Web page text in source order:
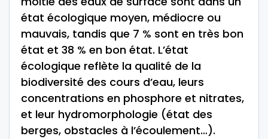
état écologique moyen, médiocre ou
mauvais, tandis que 7 % sont en très bon
état et 38 % en bon état. L’état
écologique reflète la qualité de la
biodiversité des cours d’eau, leurs
concentrations en phosphore et nitrates,
et leur hydromorphologie (état des
berges, obstacles à l’écoulement…).